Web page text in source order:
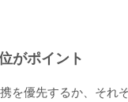
がポイント
を優先するか、それ